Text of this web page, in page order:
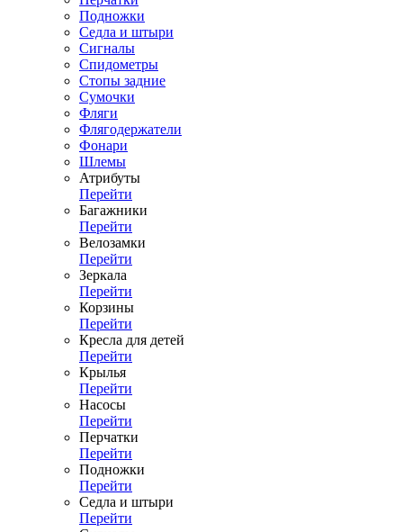
Подножки
Седла и штыри
Сигналы
Спидометры
Стопы задние
Сумочки
Фляги
Флягодержатели
Фонари
Шлемы
Атрибуты
Перейти
Багажники
Перейти
Велозамки
Перейти
Зеркала
Перейти
Корзины
Перейти
Кресла для детей
Перейти
Крылья
Перейти
Насосы
Перейти
Перчатки
Перейти
Подножки
Перейти
Седла и штыри
Перейти